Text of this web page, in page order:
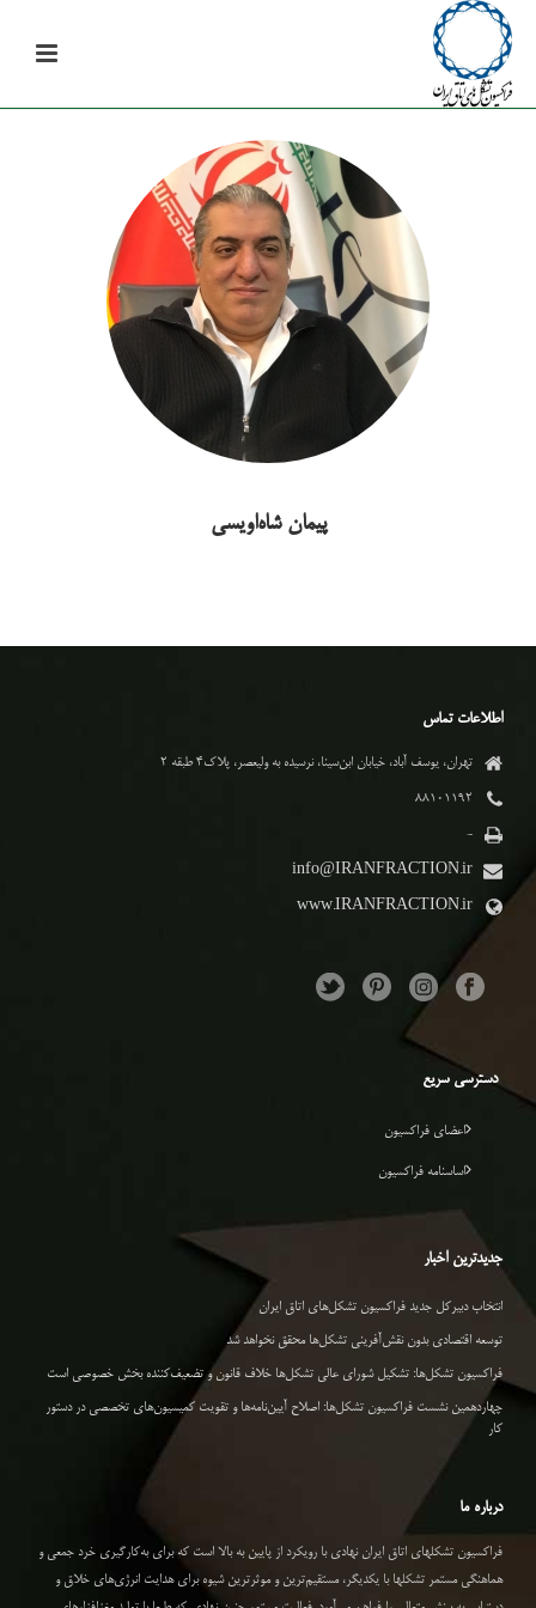
پیمان شاه‌اویسی
اطلاعات تماس
تهران، یوسف آباد، خیابان ابن‌سینا، نرسیده به ولیعصر، پلاک۴ طبقه ۲
۸۸۱۰۱۱۹۲
-
info@IRANFRACTION.ir
www.IRANFRACTION.ir
دسترسی سریع
اعضای فراکسیون
اساسنامه فراکسیون
جدیدترین اخبار
انتخاب دبیرکل جدید فراکسیون تشکل‌های اتاق ایران
توسعه اقتصادی بدون نقش‌آفرینی تشکل‌ها محقق نخواهد شد
فراکسیون تشکل‌ها: تشکیل شورای عالی تشکل‌ها خلاف قانون و تضعیف‌کننده بخش خصوصی است
چهاردهمین نشست فراکسیون تشکل‌ها: اصلاح آیین‌نامه‌ها و تقویت کمیسیون‌های تخصصی در دستور
کار
درباره ما
فراکسیون تشکلهای اتاق ایران نهادی با رویکرد از پایین به بالا است که برای به‌کارگیری خرد جمعی و
هماهنگی مستمر تشکلها با یکدیگر، مستقیم‌ترین و موثرترین شیوه برای هدایت انرژی‌های خلاق و